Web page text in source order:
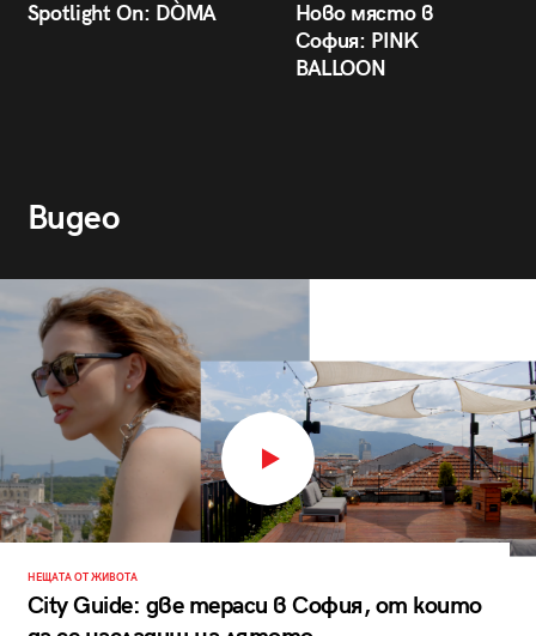
Spotlight On: DÒMA
Ново място в
София: PINK
BALLOON
Видео
НЕЩАТА ОТ ЖИВОТА
City Guide: две тераси в София, от които